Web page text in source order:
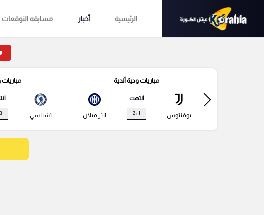
الرئيسية أخبار مسابقه التوقعات
مباريات ودية أندية
يوفنتوس
انتهت
1 : 2 إنتر ميلان
مباريات
تشيلسي 3 : 0